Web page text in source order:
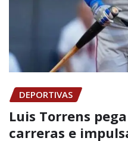
DEPORTIVAS
Luis Torrens
carreras e